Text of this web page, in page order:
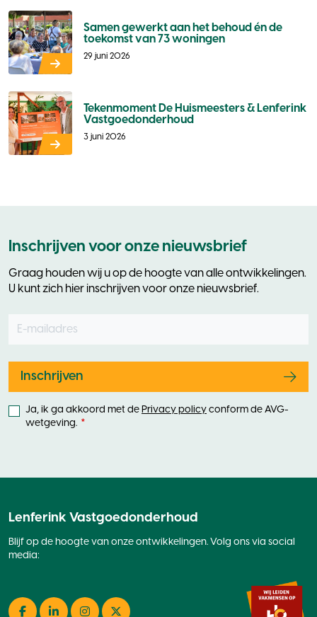
Samen gewerkt aan het behoud én de
toekomst van 73 woningen
29 juni 2026
Tekenmoment De Huismeesters & Lenferink
Vastgoedonderhoud
3 juni 2026
Inschrijven voor onze nieuwsbrief
Graag houden wij u op de hoogte van alle ontwikkelingen.
U kunt zich hier inschrijven voor onze nieuwsbrief.
Leave
blank
Inschrijven
Ja, ik ga akkoord met de Privacy policy conform de AVG-
wetgeving.
Lenferink Vastgoedonderhoud
Blijf op de hoogte van onze ontwikkelingen. Volg ons via social
media: